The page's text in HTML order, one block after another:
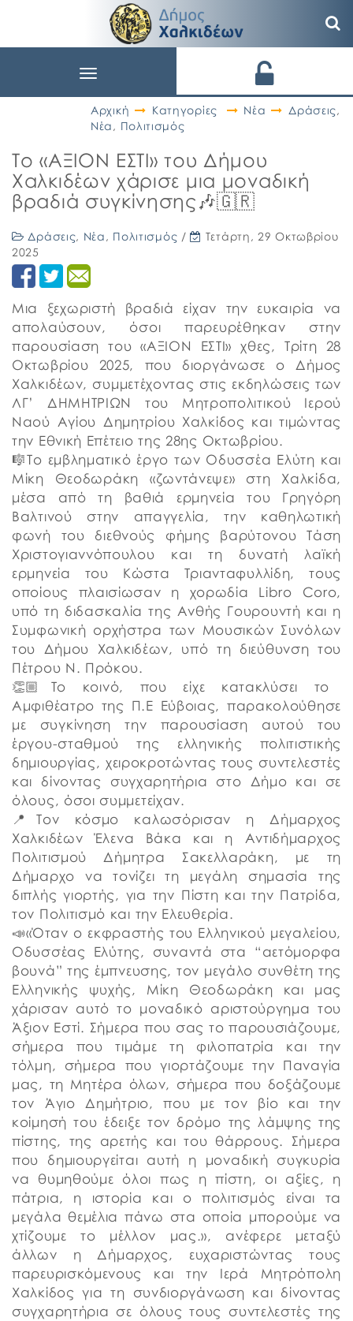
Toggle
Αρχική
Κατηγορίες Νέα Δράσεις,
Νέα , Πολιτισμός
Το «ΑΞΙΟΝ ΕΣΤΙ» του Δήμου
Χαλκιδέων χάρισε μια μοναδική
βραδιά συγκίνησης🎶🇬🇷
Δράσεις, Νέα , Πολιτισμός /
Τετάρτη, 29 Οκτωβρίου
2025
Μια ξεχωριστή βραδιά είχαν την ευκαιρία να
απολαύσουν, όσοι παρευρέθηκαν στην
παρουσίαση του «ΑΞΙΟΝ ΕΣΤΙ» χθες, Τρίτη 28
Οκτωβρίου 2025, που διοργάνωσε ο Δήμος
Χαλκιδέων, συμμετέχοντας στις εκδηλώσεις των
ΛΓ’ ΔΗΜΗΤΡΙΩΝ του Μητροπολιτικού Ιερού
Ναού Αγίου Δημητρίου Χαλκίδος και τιμώντας
την Εθνική Επέτειο της 28ης Οκτωβρίου.
🎼Το εμβληματικό έργο των Οδυσσέα Ελύτη και
Μίκη Θεοδωράκη «ζωντάνεψε» στη Χαλκίδα,
μέσα από τη βαθιά ερμηνεία του Γρηγόρη
Βαλτινού στην απαγγελία, την καθηλωτική
φωνή του διεθνούς φήμης βαρύτονου Τάση
Χριστογιαννόπουλου και τη δυνατή λαϊκή
ερμηνεία του Κώστα Τριανταφυλλίδη, τους
οποίους πλαισίωσαν η χορωδία Libro Coro,
υπό τη διδασκαλία της Ανθής Γουρουντή και η
Συμφωνική ορχήστρα των Μουσικών Συνόλων
του Δήμου Χαλκιδέων, υπό τη διεύθυνση του
Πέτρου Ν. Πρόκου.
👏🏼Το κοινό, που είχε κατακλύσει το
Αμφιθέατρο της Π.Ε Εύβοιας, παρακολούθησε
με συγκίνηση την παρουσίαση αυτού του
έργου-σταθμού της ελληνικής πολιτιστικής
δημιουργίας, χειροκροτώντας τους συντελεστές
και δίνοντας συγχαρητήρια στο Δήμο και σε
όλους, όσοι συμμετείχαν.
📍Τον κόσμο καλωσόρισαν η Δήμαρχος
Χαλκιδέων Έλενα Βάκα και η Αντιδήμαρχος
Πολιτισμού Δήμητρα Σακελλαράκη, με τη
Δήμαρχο να τονίζει τη μεγάλη σημασία της
διπλής γιορτής, για την Πίστη και την Πατρίδα,
τον Πολιτισμό και την Ελευθερία.
📣«Όταν ο εκφραστής του Ελληνικού μεγαλείου,
Οδυσσέας Ελύτης, συναντά στα “αετόμορφα
βουνά” της έμπνευσης, τον μεγάλο συνθέτη της
Ελληνικής ψυχής, Μίκη Θεοδωράκη και μας
χάρισαν αυτό το μοναδικό αριστούργημα του
Άξιον Εστί. Σήμερα που σας το παρουσιάζουμε,
σήμερα που τιμάμε τη φιλοπατρία και την
τόλμη, σήμερα που γιορτάζουμε την Παναγία
μας, τη Μητέρα όλων, σήμερα που δοξάζουμε
τον Άγιο Δημήτριο, που με τον βίο και την
κοίμησή του έδειξε τον δρόμο της λάμψης της
πίστης, της αρετής και του θάρρους. Σήμερα
που δημιουργείται αυτή η μοναδική συγκυρία
να θυμηθούμε όλοι πως η πίστη, οι αξίες, η
πάτρια, η ιστορία και ο πολιτισμός είναι τα
μεγάλα θεμέλια πάνω στα οποία μπορούμε να
χτίζουμε το μέλλον μας.», ανέφερε μεταξύ
άλλων η Δήμαρχος, ευχαριστώντας τους
παρευρισκόμενους και την Ιερά Μητρόπολη
Χαλκίδος για τη συνδιοργάνωση και δίνοντας
συγχαρητήρια σε όλους τους συντελεστές της